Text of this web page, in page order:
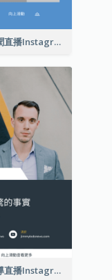
今日新聞直播Instagram限時動態
新聞報導直播Instagram限時動態